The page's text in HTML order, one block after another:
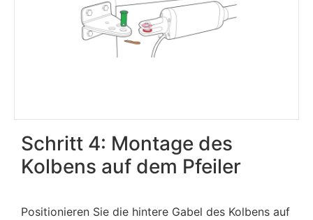
Schritt 4: Montage des
Kolbens auf dem Pfeiler
Positionieren Sie die hintere Gabel des Kolbens auf